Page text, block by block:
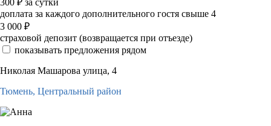
доплата за каждого дополнительного гостя свыше 4
3 000 ₽
страховой депозит (возвращается при отъезде)
показывать предложения рядом
Николая Машарова улица, 4
Тюмень, Центральный район